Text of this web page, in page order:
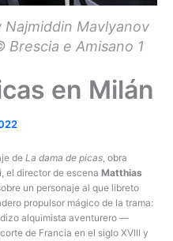
Najmiddin Mavlyanov
Brescia e Amisano 1
en Milán
de La dama de picas, obra
el director de escena Matthias
un personaje al que libreto
propulsor mágico de la trama:
alquimista aventurero —
de Francia en el siglo XVIII y